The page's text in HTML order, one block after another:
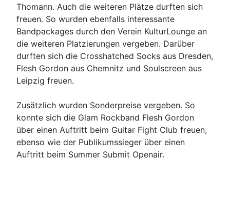
Thomann. Auch die weiteren Plätze durften sich
freuen. So wurden ebenfalls interessante
Bandpackages durch den Verein KulturLounge an
die weiteren Platzierungen vergeben. Darüber
durften sich die Crosshatched Socks aus Dresden,
Flesh Gordon aus Chemnitz und Soulscreen aus
Leipzig freuen.
Zusätzlich wurden Sonderpreise vergeben. So
konnte sich die Glam Rockband Flesh Gordon
über einen Auftritt beim Guitar Fight Club freuen,
ebenso wie der Publikumssieger über einen
Auftritt beim Summer Submit Openair.